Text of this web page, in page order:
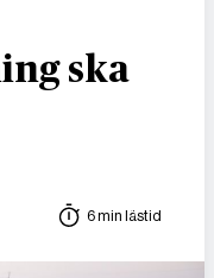
ska
6 min lästid